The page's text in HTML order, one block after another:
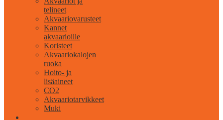
telineet
Akvaariovarusteet
Kannet
akvaarioille
Koristeet
Akvaariokalojen
ruoka
Hoito- ja
lisäaineet
CO2
Akvaariotarvikkeet
Muki